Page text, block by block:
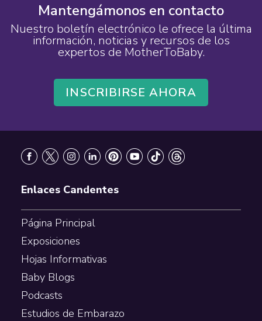
Mantengámonos en contacto
Nuestro boletín electrónico le ofrece la última
información, noticias y recursos de los
expertos de MotherToBaby.
INSCRIBIRSE AHORA
Enlaces Candentes
Página Principal
Exposiciones
Hojas Informativas
Baby Blogs
Podcasts
Estudios de Embarazo